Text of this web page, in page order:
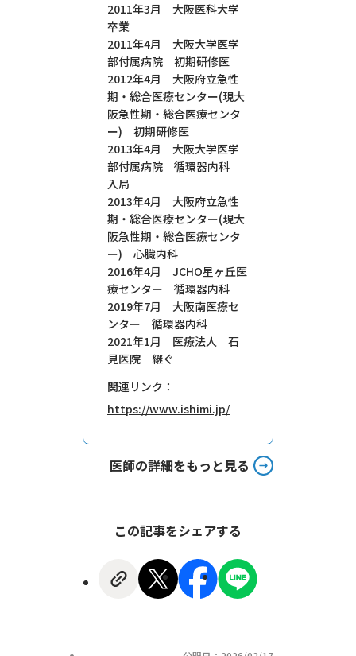
2011年3月 大阪医科大学
卒業
2011年4月 大阪大学医学
部付属病院 初期研修医
2012年4月 大阪府立急性
期・総合医療センター(現大
阪急性期・総合医療センタ
ー) 初期研修医
2013年4月 大阪大学医学
部付属病院 循環器内科
入局
2013年4月 大阪府立急性
期・総合医療センター(現大
阪急性期・総合医療センタ
ー) 心臓内科
2016年4月 JCHO星ヶ丘医
療センター 循環器内科
2019年7月 大阪南医療セ
ンター 循環器内科
2021年1月 医療法人 石
見医院 継ぐ
関連リンク：
https://www.ishimi.jp/
医師の詳細をもっと見る
この記事をシェアする